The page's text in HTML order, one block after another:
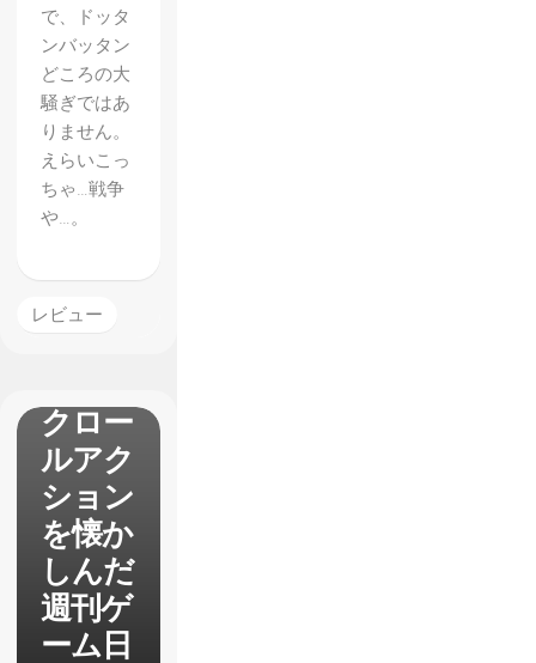
で、ドッタ
ンバッタン
どころの大
騒ぎではあ
りません。
えらいこっ
ちゃ…戦争
や…。
レビュー
【Figh
t’N
Rage
】で往
クロー
ルアク
ション
を懐か
しんだ
週刊ゲ
ーム日